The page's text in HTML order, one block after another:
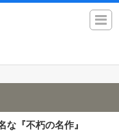
な『不朽の名作』